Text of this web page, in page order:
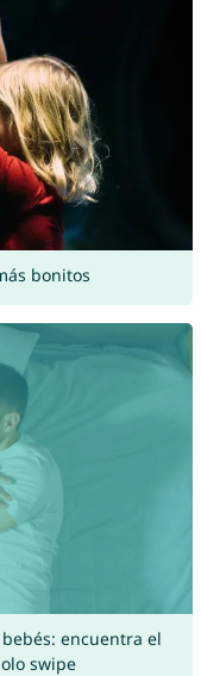
bonitos
encuentra el
swipe